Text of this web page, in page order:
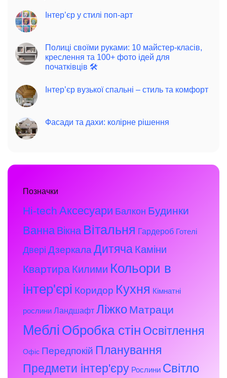
Інтер’єр у стилі поп-арт
Полиці своїми руками: 10 майстер-класів,
креслення та 100+ фото ідей для
початківців 🛠️
Інтер’єр вузької спальні – стиль та комфорт
Фасади та дахи: колірне рішення
Позначки
Hi-tech Аксесуари Балкон Будинки
Ванна Вікна Вітальня Гардероб Готелі
Двері ДзеркалаДитяча Каміни
Квартира Килими Кольори в
інтер'єрі Коридор Кухня Кімнатні
рослини Ландшафт Ліжко Матраци
Меблі Обробка стін Освітлення
Офіс Передпокій Планування
Предмети інтер'єру Рослини Світло